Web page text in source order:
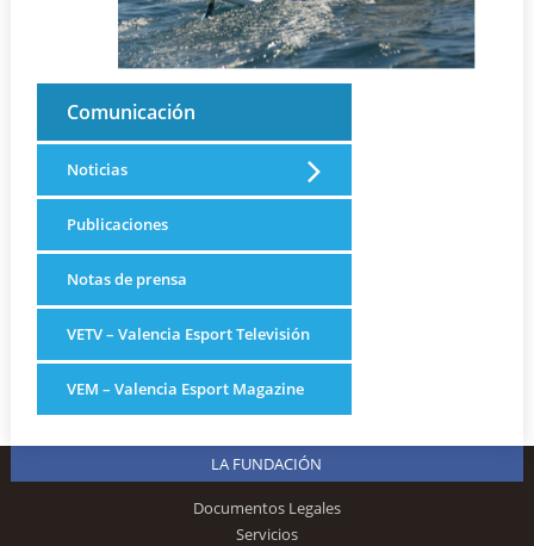
Comunicación
Noticias
Publicaciones
Notas de prensa
VETV – Valencia Esport Televisión
VEM – Valencia Esport Magazine
LA FUNDACIÓN
Documentos Legales
Servicios